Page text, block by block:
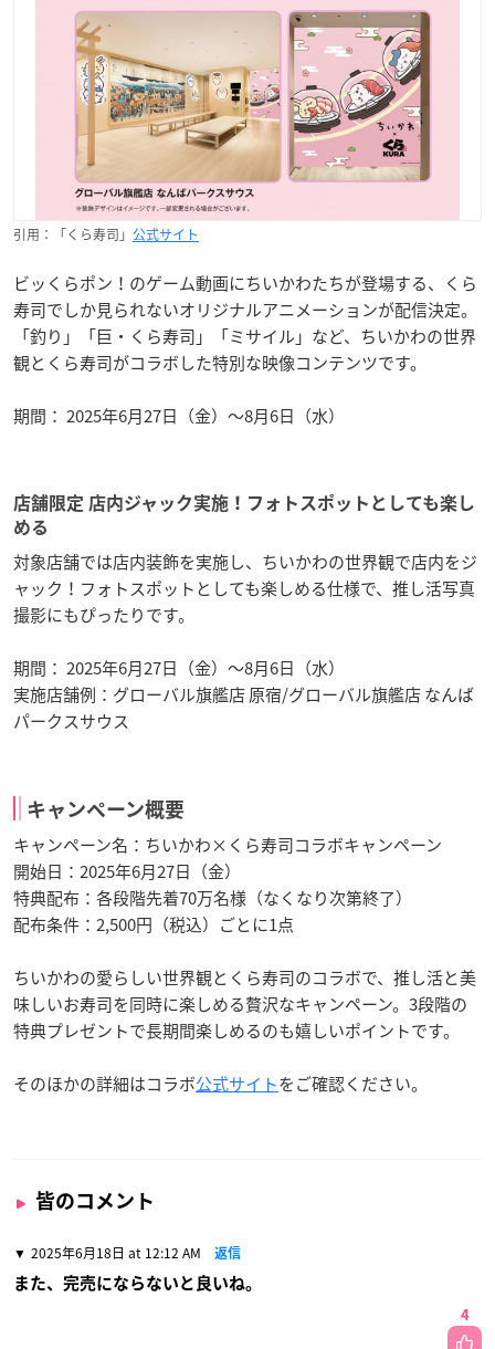
引用：「くら寿司」 公式サイト
ビッくらポン！のゲーム動画にちいかわたちが登場する、くら
寿司でしか見られないオリジナルアニメーションが配信決定。
「釣り」「巨・くら寿司」「ミサイル」など、ちいかわの世界
観とくら寿司がコラボした特別な映像コンテンツです。
期間： 2025年6月27日（金）～8月6日（水）
店舗限定 店内ジャック実施！フォトスポットとしても楽し
める
対象店舗では店内装飾を実施し、ちいかわの世界観で店内をジ
ャック！フォトスポットとしても楽しめる仕様で、推し活写真
撮影にもぴったりです。
期間： 2025年6月27日（金）～8月6日（水）
実施店舗例：グローバル旗艦店 原宿/グローバル旗艦店 なんば
パークスサウス
キャンペーン概要
キャンペーン名：ちいかわ×くら寿司コラボキャンペーン
開始日：2025年6月27日（金）
特典配布：各段階先着70万名様（なくなり次第終了）
配布条件：2,500円（税込）ごとに1点
ちいかわの愛らしい世界観とくら寿司のコラボで、推し活と美
味しいお寿司を同時に楽しめる贅沢なキャンペーン。3段階の
特典プレゼントで長期間楽しめるのも嬉しいポイントです。
そのほかの詳細はコラボ公式サイトをご確認ください。
皆のコメント
2025年6月18日 at 12:12 AM 返信
また、完売にならないと良いね。
4